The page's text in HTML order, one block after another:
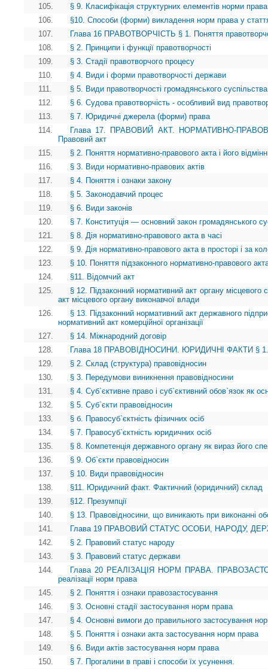
105.
§ 9. Класифікація структурних елементів норми
106.
§10. Способи (форми) викладення норм права у
107.
Глава 16 ПРАВОТВОРЧІСТЬ § 1. Поняття
108.
§ 2. Принципи і функції правотворчості
109.
§ 3. Стадії правотворчого процесу
110.
§ 4. Види і форми правотворчості держави
111.
§ 5. Види правотворчості громадянського суспільства
112.
§ 6. Судова правотворчість - особливий вид
113.
§ 7. Юридичні джерела (форми) права
114.
Глава 17. ПРАВОВИЙ АКТ. НОРМАТИВНО-
Правовий акт
115.
§ 2. Поняття нормативно-правового акта і його
116.
§ 3. Види нормативно-правових актів
117.
§ 4. Поняття і ознаки закону
118.
§ 5. Законодавчий процес
119.
§ 6. Види законів
120.
§ 7. Конституція — основний закон громадянського
121.
§ 8. Дія нормативно-правового акта в часі
122.
§ 9. Дія нормативно-правового акта в просторі і за
123.
§ 10. Поняття підзаконного нормативно-правового
124.
§11. Відомчий акт
125.
§ 12. Підзаконний нормативний акт органу
акт місцевого органу виконавчої влади
126.
§ 13. Підзаконний нормативний акт державного
нормативний акт комерційної організації
127.
§ 14. Міжнародний договір
128.
Глава 18 ПРАВОВІДНОСИНИ. ЮРИДИЧНІ ФАКТИ § 1.
129.
§ 2. Склад (структура) правовідносин
130.
§ 3. Передумови виникнення правовідносини
131.
§ 4. Суб`єктивне право і суб`єктивний обов`язок як
132.
§ 5. Суб`єкти правовідносин
133.
§ б. Правосуб`єктність фізичних осіб
134.
§ 7. Правосуб`єктність юридичних осіб
135.
§ 8. Компетенція державного органу як вираз його
136.
§ 9. Об`єкти правовідносин
137.
§ 10. Види правовідносин
138.
§11. Юридичний факт. Фактичний (юридичний) склад
139.
§12. Презумпції
140.
§ 13. Правовідносини, що виникають при виконанні
141.
Глава 19 ПРАВОВИЙ СТАТУС ОСОБИ, НАРОДУ,
142.
§ 2. Правовий статус народу
143.
§ 3. Правовий статус держави
144.
Глава 20 РЕАЛІЗАЦІЯ НОРМ ПРАВА.
реалізації норм права
145.
§ 2. Поняття і ознаки правозастосування
146.
§ 3. Основні стадії застосування норм права
147.
§ 4. Основні вимоги до правильного застосування
148.
§ 5. Поняття і ознаки акта застосування норм права
149.
§ 6. Види актів застосування норм права
150.
§ 7. Прогалини в праві і способи їх усунення.